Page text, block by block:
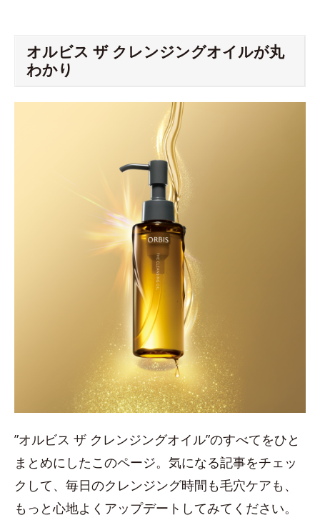
オルビス ザ クレンジングオイルが丸
わかり
”オルビス ザ クレンジングオイル”のすべてをひと
まとめにしたこのページ。気になる記事をチェッ
クして、毎日のクレンジング時間も毛穴ケアも、
もっと心地よくアップデートしてみてください。